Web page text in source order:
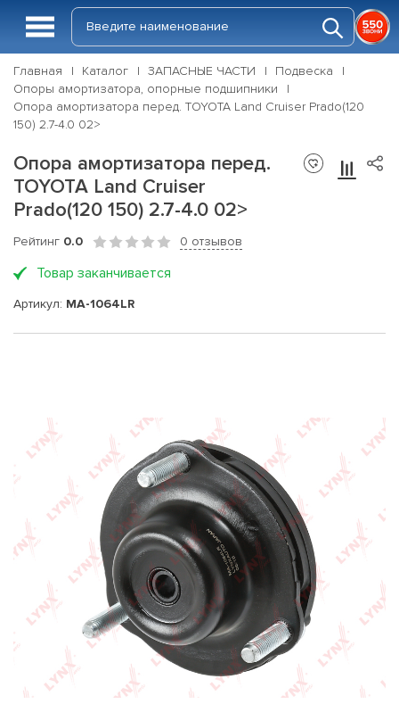
Главная Каталог ЗАПАСНЫЕ ЧАСТИ
Подвеска
Опоры амортизатора, опорные подшипники
Опора амортизатора перед. TOYOTA Land Cruiser Prado(120
150) 2.7-4.0 02>
Опора амортизатора перед.
TOYOTA Land Cruiser
Prado(120 150) 2.7-4.0 02>
Рейтинг 0.0 0 отзывов
Товар заканчивается
Артикул: MA-1064LR